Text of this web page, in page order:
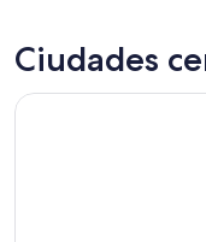
11
la
este
Weisstannen
para
Ciudades